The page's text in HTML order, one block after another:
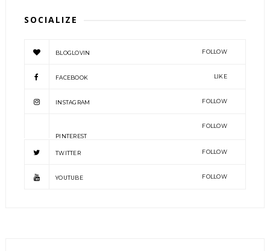
SOCIALIZE
BLOGLOVIN FOLLOW
FACEBOOK LIKE
INSTAGRAM FOLLOW
PINTEREST
FOLLOW
TWITTER FOLLOW
YOUTUBE FOLLOW